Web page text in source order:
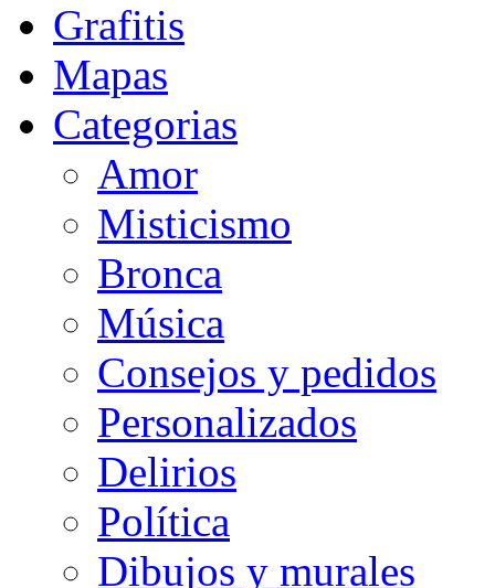
Grafitis
Mapas
Categorias
Amor
Misticismo
Bronca
Música
Consejos y pedidos
Personalizados
Delirios
Política
Dibujos y murales